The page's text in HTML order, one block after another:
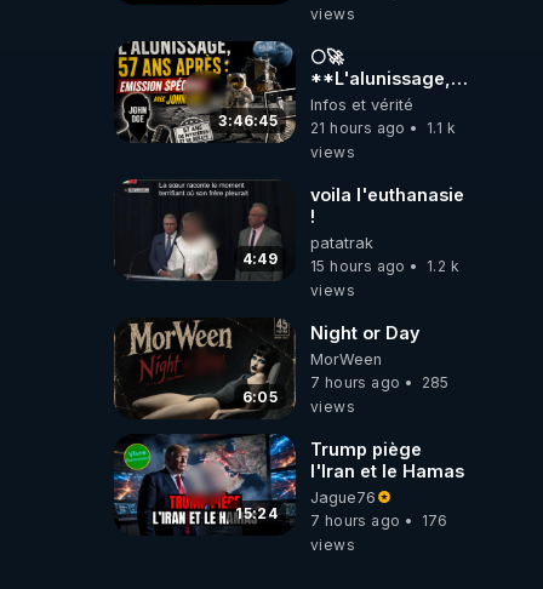
views
3:46:45
🌕🚀
**L'alunissage,
57 ans après :
Émission spéciale
avec John Doe
Infos et vérité
21 hours ago
1.1 k
views
4:49
voila l'euthanasie
!
patatrak
15 hours ago
1.2 k
views
6:05
Night or Day
MorWeen
7 hours ago
285
views
15:24
Trump piège
l'Iran et le Hamas
Jague76
7 hours ago
176
views